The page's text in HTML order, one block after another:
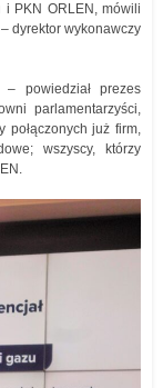
i PKN ORLEN, mówili
dyrektor wykonawczy
– powiedział prezes
parlamentarzyści,
połączonych już firm,
wszyscy, którzy